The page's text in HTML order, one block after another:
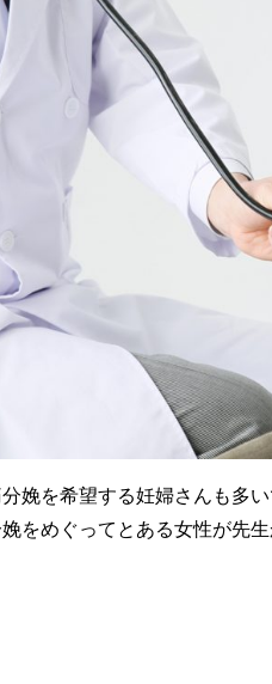
娩を希望する妊婦さんも多い
をめぐってとある女性が先